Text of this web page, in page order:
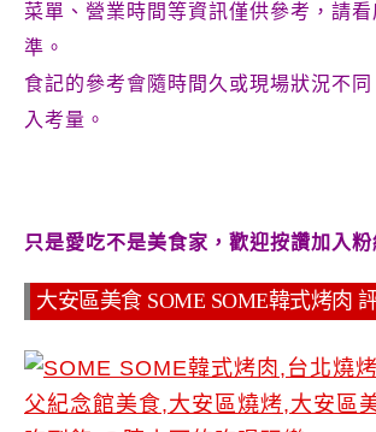
菜單、營業時間等資訊僅供參考，請
準。
食記的參考會隨時間久或現場狀況不
入考量。
只是愛吃不是美食家，歡迎按讚加入
大安區美食 SOME SOME韓式烤肉